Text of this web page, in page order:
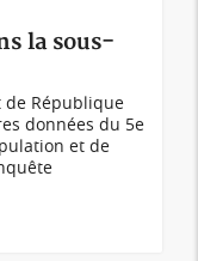
la sous-
de République
données du 5e
et de